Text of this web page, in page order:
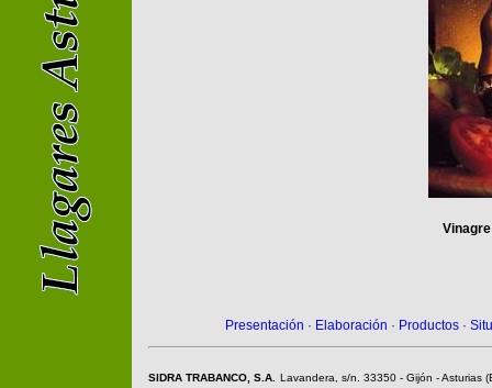
Presentación · Elaboración · Productos·
SIDRA TRABANCO, S.A. Lavandera, s/n. 33350 - Gijón - Asturias